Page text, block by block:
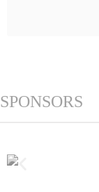
SPONSORS